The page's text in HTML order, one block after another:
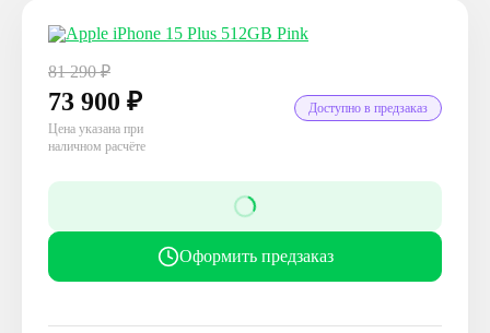
81 290 ₽
73 900 ₽
Цена указана при
наличном расчёте
Доступно в предзаказ
Оформить предзаказ